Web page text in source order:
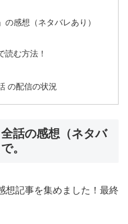
感想（ネタバレあり）
読む方法！
の配信の状況
話の感想（ネタバ
。
想記事を集めました！最終